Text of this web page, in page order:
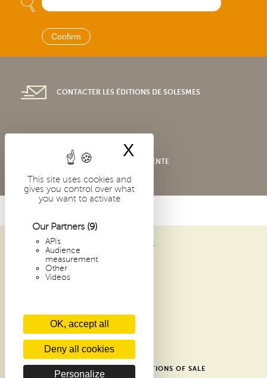
This site uses cookies and
gives you control over what
you want to activate
Our Partners (9)
APIs
Audience
measurement
Other
Videos
OK, accept all
Deny all cookies
Personalize
X
CONTACTER LES ÉDITIONS DE SOLESMES
CONDITIONS GÉNÉRALES DE VENTE
ABBAYE SAINT-PIERRE DE SOLESMES
1 PLACE DOM GUÉRANGER
72 300 SOLESMES
RECENT ARTICLES
CONTACTS
GLOSSARY
SHOP GENERAL TERMS AND CONDITIONS OF SALE